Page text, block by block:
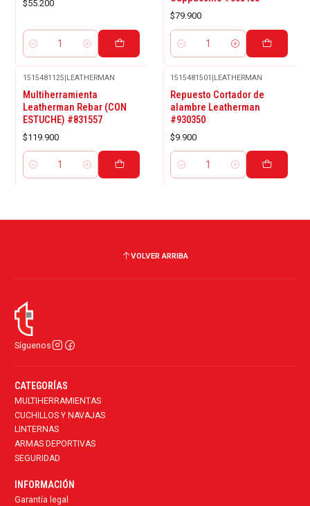
$55.200
Cantidad
$79.900
Cantidad
1515481125 LEATHERMAN
Multiherramienta
Leatherman Rebar (CON
ESTUCHE) #831557
$119.900
Cantidad
1515481501 LEATHERMAN
Repuesto Cortador de
alambre Leatherman
#930350
$9.900
Cantidad
VOLVER ARRIBA
Síguenos
CATEGORÍAS
MULTIHERRAMIENTAS
CUCHILLOS Y NAVAJAS
LINTERNAS
ARMAS DEPORTIVAS
SEGURIDAD
INFORMACIÓN
Garantía legal